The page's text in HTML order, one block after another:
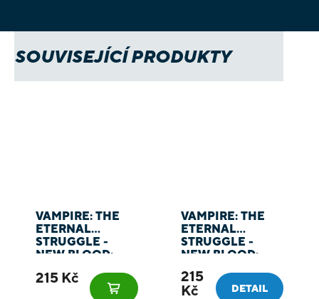
SOUVISEJÍCÍ PRODUKTY
VAMPIRE: THE
ETERNAL
STRUGGLE -
NEW BLOOD:
215 Kč
VAMPIRE: THE
ETERNAL
STRUGGLE -
NEW BLOOD:
215
Kč
DETAIL